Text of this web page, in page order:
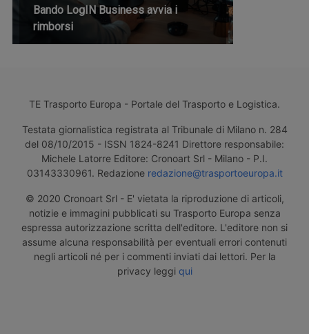
Bando LogIN Business avvia i
rimborsi
TE Trasporto Europa - Portale del Trasporto e Logistica.
Testata giornalistica registrata al Tribunale di Milano n. 284
del 08/10/2015 - ISSN 1824-8241 Direttore responsabile:
Michele Latorre Editore: Cronoart Srl - Milano - P.I.
03143330961. Redazione redazione@trasportoeuropa.it
© 2020 Cronoart Srl - E' vietata la riproduzione di articoli,
notizie e immagini pubblicati su Trasporto Europa senza
espressa autorizzazione scritta dell'editore. L'editore non si
assume alcuna responsabilità per eventuali errori contenuti
negli articoli né per i commenti inviati dai lettori. Per la
privacy leggi qui